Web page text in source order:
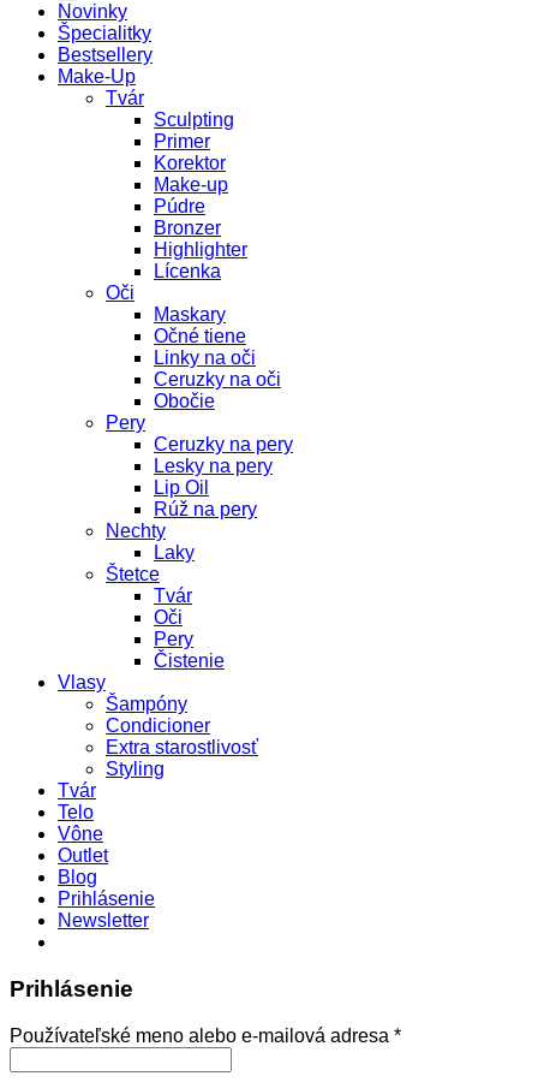
Novinky
Špecialitky
Bestsellery
Make-Up
Tvár
Sculpting
Primer
Korektor
Make-up
Púdre
Bronzer
Highlighter
Lícenka
Oči
Maskary
Očné tiene
Linky na oči
Ceruzky na oči
Obočie
Pery
Ceruzky na pery
Lesky na pery
Lip Oil
Rúž na pery
Nechty
Laky
Štetce
Tvár
Oči
Pery
Čistenie
Vlasy
Šampóny
Condicioner
Extra starostlivosť
Styling
Tvár
Telo
Vône
Outlet
Blog
Prihlásenie
Newsletter
Prihlásenie
Používateľské meno alebo e-mailová adresa *Povinné